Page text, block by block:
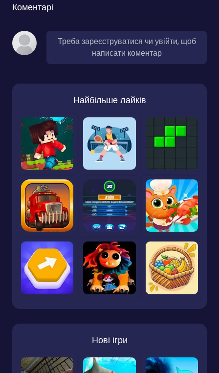
Коментарі
Треба зареєструватися чи увійти, щоб
написати коментар
Найбільше лайків
Нові ігри